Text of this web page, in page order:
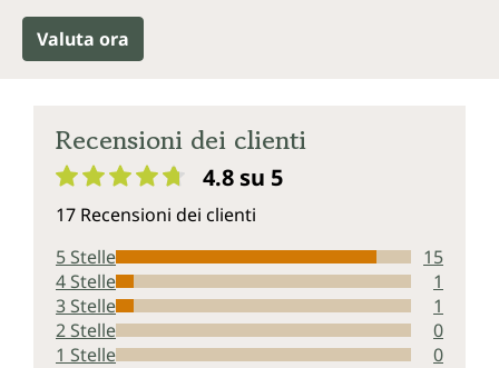
Valuta ora
Recensioni dei clienti
4.8 su 5
17 Recensioni dei clienti
5 Stelle
15
4 Stelle
1
3 Stelle
1
2 Stelle
0
1 Stelle
0